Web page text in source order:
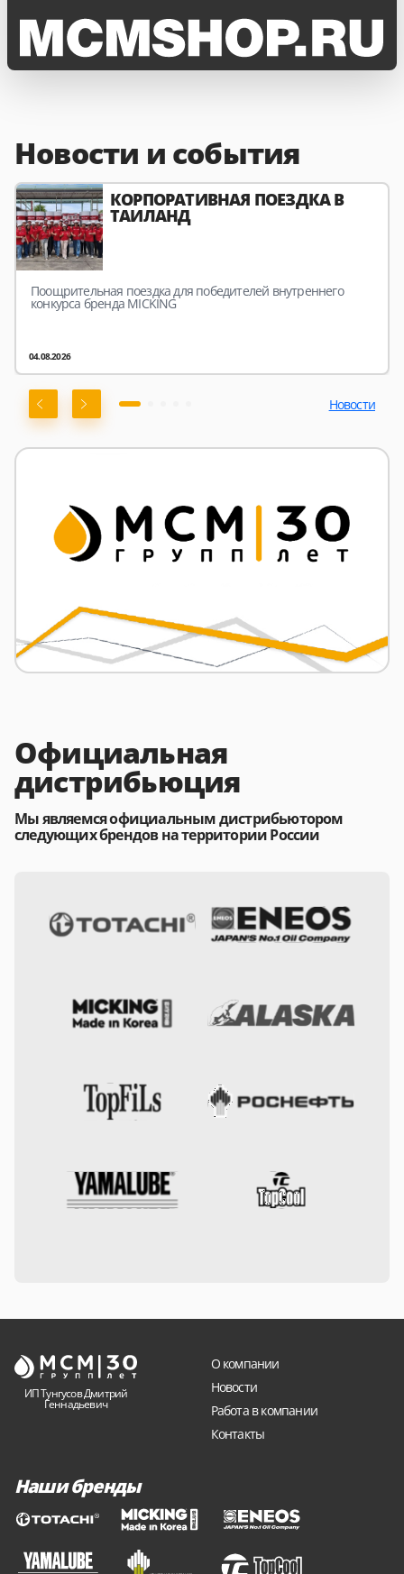
Новости и события
КОРПОРАТИВНАЯ ПОЕЗДКА В
ТАИЛАНД
Поощрительная поездка для победителей внутреннего
конкурса бренда MICKING
04.08.2026
Новости
Официальная
дистрибьюция
Мы являемся официальным дистрибьютором
следующих брендов на территории России
ИП Тунгусов Дмитрий
Геннадьевич
О компании
Новости
Работа в компании
Контакты
Наши бренды